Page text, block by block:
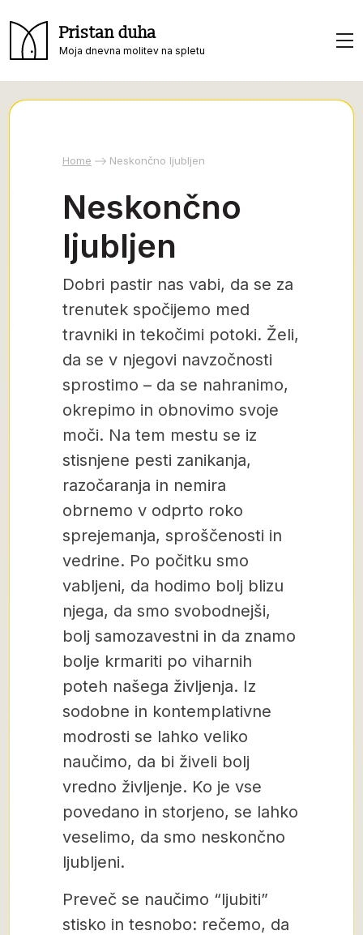
Pristan duha
Moja dnevna molitev na spletu
Home Neskončno ljubljen
Neskončno
ljubljen
Dobri pastir nas vabi, da se za
trenutek spočijemo med
travniki in tekočimi potoki. Želi,
da se v njegovi navzočnosti
sprostimo – da se nahranimo,
okrepimo in obnovimo svoje
moči. Na tem mestu se iz
stisnjene pesti zanikanja,
razočaranja in nemira
obrnemo v odprto roko
sprejemanja, sproščenosti in
vedrine. Po počitku smo
vabljeni, da hodimo bolj blizu
njega, da smo svobodnejši,
bolj samozavestni in da znamo
bolje krmariti po viharnih
poteh našega življenja. Iz
sodobne in kontemplativne
modrosti se lahko veliko
naučimo, da bi živeli bolj
vredno življenje. Ko je vse
povedano in storjeno, se lahko
veselimo, da smo neskončno
ljubljeni.
Preveč se naučimo “ljubiti”
stisko in tesnobo: rečemo, da